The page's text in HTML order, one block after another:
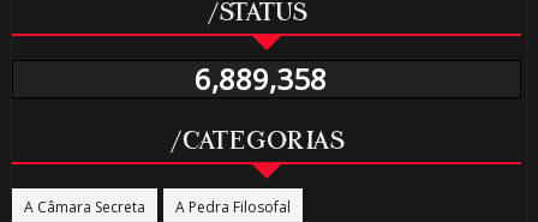
/STATUS
6,889,358
/CATEGORIAS
A Câmara Secreta A Pedra Filosofal